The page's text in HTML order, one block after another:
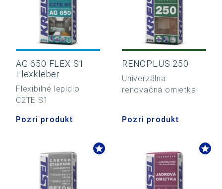
AG 650 FLEX S1
Flexkleber
Flexibilné lepidlo
C2TE S1
Pozri produkt
RENOPLUS 250
Univerzálna
renovačná omietka
Pozri produkt